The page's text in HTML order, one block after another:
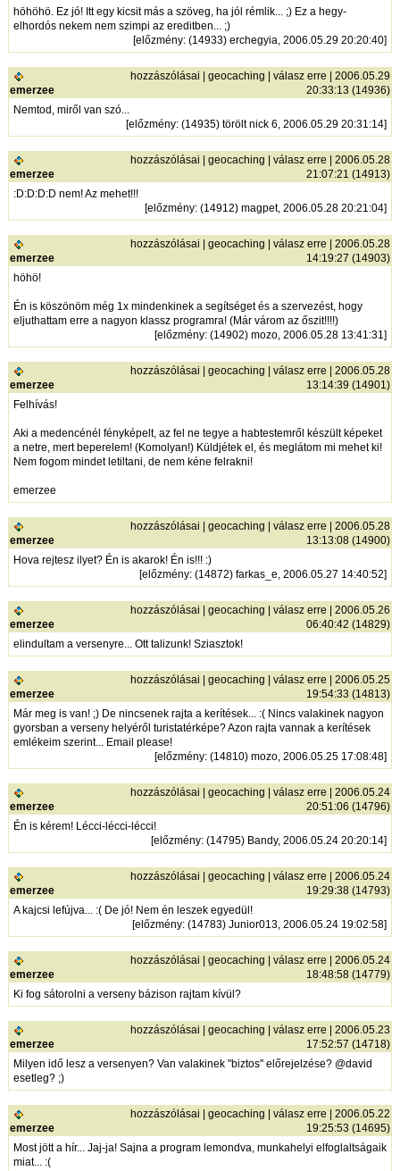
höhöhö. Ez jó! Itt egy kicsit más a szöveg, ha jól rémlik... ;) Ez a hegy-
elhordós nekem nem szimpi az ereditben... ;)
[előzmény: (14933) erchegyia, 2006.05.29 20:20:40]
emerzee
hozzászólásai |geocaching |válasz erre | 2006.05.29
20:33:13 (14936)
Nemtod, miről van szó...
[előzmény: (14935) törölt nick 6, 2006.05.29 20:31:14]
emerzee
hozzászólásai |geocaching |válasz erre | 2006.05.28
21:07:21 (14913)
:D:D:D:D nem! Az mehet!!!
[előzmény: (14912) magpet, 2006.05.28 20:21:04]
emerzee
hozzászólásai |geocaching |válasz erre | 2006.05.28
14:19:27 (14903)
höhö!
Én is köszönöm még 1x mindenkinek a segítséget és a szervezést, hogy
eljuthattam erre a nagyon klassz programra! (Már várom az őszit!!!!)
[előzmény: (14902) mozo, 2006.05.28 13:41:31]
emerzee
hozzászólásai |geocaching |válasz erre | 2006.05.28
13:14:39 (14901)
Felhívás!
Aki a medencénél fényképelt, az fel ne tegye a habtestemről készült képeket
a netre, mert beperelem! (Komolyan!) Küldjétek el, és meglátom mi mehet ki!
Nem fogom mindet letiltani, de nem kéne felrakni!
emerzee
emerzee
hozzászólásai |geocaching |válasz erre | 2006.05.28
13:13:08 (14900)
Hova rejtesz ilyet? Én is akarok! Én is!!! :)
[előzmény: (14872) farkas_e, 2006.05.27 14:40:52]
emerzee
hozzászólásai |geocaching |válasz erre | 2006.05.26
06:40:42 (14829)
elindultam a versenyre... Ott talizunk! Sziasztok!
emerzee
hozzászólásai |geocaching |válasz erre | 2006.05.25
19:54:33 (14813)
Már meg is van! ;) De nincsenek rajta a kerítések... :( Nincs valakinek nagyon
gyorsban a verseny helyéről turistatérképe? Azon rajta vannak a kerítések
emlékeim szerint... Email please!
[előzmény: (14810) mozo, 2006.05.25 17:08:48]
emerzee
hozzászólásai |geocaching |válasz erre | 2006.05.24
20:51:06 (14796)
Én is kérem! Lécci-lécci-lécci!
[előzmény: (14795) Bandy, 2006.05.24 20:20:14]
emerzee
hozzászólásai |geocaching |válasz erre | 2006.05.24
19:29:38 (14793)
A kajcsi lefújva... :( De jó! Nem én leszek egyedül!
[előzmény: (14783) Junior013, 2006.05.24 19:02:58]
emerzee
hozzászólásai |geocaching |válasz erre | 2006.05.24
18:48:58 (14779)
Ki fog sátorolni a verseny bázison rajtam kívül?
emerzee
hozzászólásai |geocaching |válasz erre | 2006.05.23
17:52:57 (14718)
Milyen idő lesz a versenyen? Van valakinek "biztos" előrejelzése? @david
esetleg? ;)
emerzee
hozzászólásai |geocaching |válasz erre | 2006.05.22
19:25:53 (14695)
Most jött a hír... Jaj-ja! Sajna a program lemondva, munkahelyi elfoglaltságaik
miat... :(